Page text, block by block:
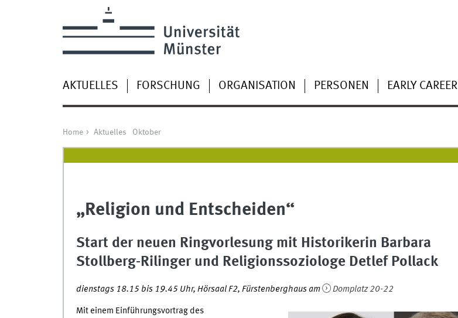
AKTUELLES FORSCHUNG ORGANISATION PERSONEN EARLY CAREER
Home Aktuelles Oktober
„Religion und Entscheiden“
Start der neuen Ringvorlesung mit Historikerin Barbara
Stollberg-Rilinger und Religionssoziologe Detlef Pollack
dienstags 18.15 bis 19.45 Uhr, Hörsaal F2, Fürstenberghaus am Domplatz 20-22
Mit einem Einführungsvortrag des